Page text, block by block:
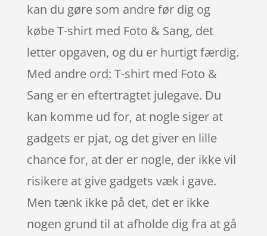
kan du gøre som andre før dig og
købe T-shirt med Foto & Sang, det
letter opgaven, og du er hurtigt færdig.
Med andre ord: T-shirt med Foto &
Sang er en eftertragtet julegave. Du
kan komme ud for, at nogle siger at
gadgets er pjat, og det giver en lille
chance for, at der er nogle, der ikke vil
risikere at give gadgets væk i gave.
Men tænk ikke på det, det er ikke
nogen grund til at afholde dig fra at gå